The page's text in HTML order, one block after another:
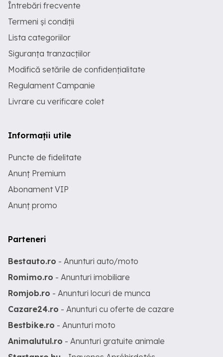
Întrebări frecvente
Termeni și condiții
Lista categoriilor
Siguranța tranzacțiilor
Modifică setările de confidențialitate
Regulament Campanie
Livrare cu verificare colet
Informații utile
Puncte de fidelitate
Anunț Premium
Abonament VIP
Anunț promo
Parteneri
Bestauto.ro - Anunturi auto/moto
Romimo.ro - Anunturi imobiliare
Romjob.ro - Anunturi locuri de munca
Cazare24.ro - Anunturi cu oferte de cazare
Bestbike.ro - Anunturi moto
Animalutul.ro - Anunturi gratuite animale